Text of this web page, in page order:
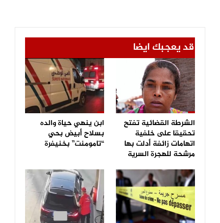
قد يعجبك ايضا
الشرطة القضائية تفتح
تحقيقا على خلفية
اتهامات زائفة أدلت بها
مرشحة للهجرة السرية
ابن ينهي حياة والده
بسلاح أبيض بحي
“تامومنت” بخنيفرة